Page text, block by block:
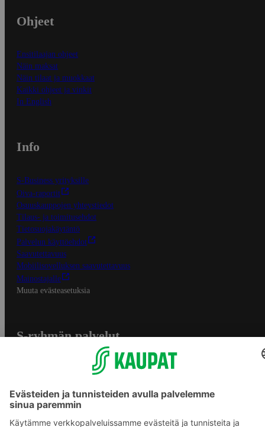
Ohjeet
Ensitilaajan ohjeet
Näin maksat
Näin tilaat ja muokkaat
Kaikki ohjeet ja vinkit
In English
Info
S-Business yrityksille
Oiva-raportit
Osuuskauppojen yhteystiedot
Tilaus- ja toimitusehdot
Tietosuojakäytäntö
Palvelun käyttöehdot
Saavutettavuus
Mobiilisovelluksen saavutettavuus
Mainostajalle
Muuta evästeasetuksia
S-ryhmän palvelut
Yhteishyvä Ruoka -sovellus
S-ostoslista -sovellus
Prisma.fi